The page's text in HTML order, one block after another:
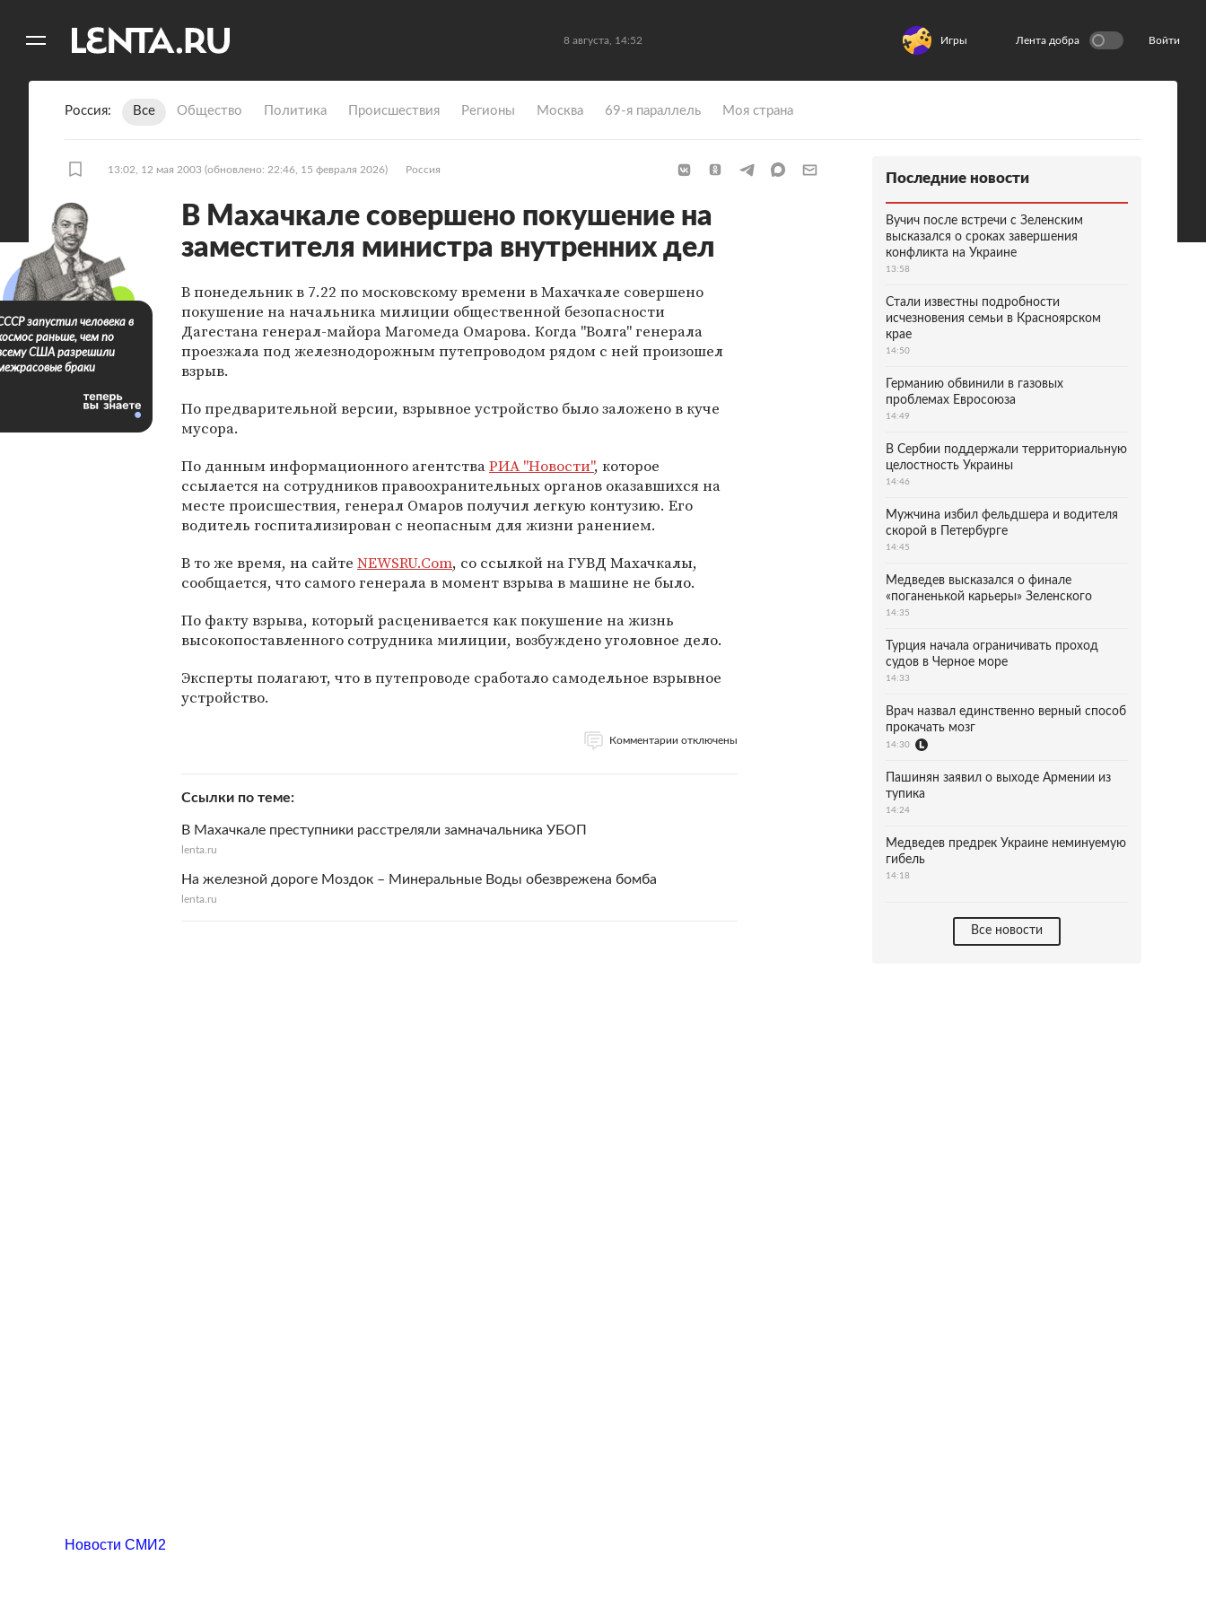
8 августа, 14:52 Игры Лента добра Войти
Россия Все Общество Политика Происшествия Регионы Москва 69-я параллель Моя страна
13:02, 12 мая 2003 (обновлено: 22:46, 15 февраля 2026) Россия
В Махачкале совершено покушение на
заместителя министра внутренних дел
В понедельник в 7.22 по московскому времени в Махачкале совершено
покушение на начальника милиции общественной безопасности
Дагестана генерал-майора Магомеда Омарова. Когда "Волга" генерала
проезжала под железнодорожным путепроводом рядом с ней произошел
взрыв.
По предварительной версии, взрывное устройство было заложено в куче
мусора.
По данным информационного агентстваРИА "Новости", которое
ссылается на сотрудников правоохранительных органов оказавшихся на
месте происшествия, генерал Омаров получил легкую контузию. Его
водитель госпитализирован с неопасным для жизни ранением.
В то же время, на сайте NEWSRU.Com, со ссылкой на ГУВД Махачкалы,
сообщается, что самого генерала в момент взрыва в машине не было.
По факту взрыва, который расценивается как покушение на жизнь
высокопоставленного сотрудника милиции, возбуждено уголовное дело.
Эксперты полагают, что в путепроводе сработало самодельное взрывное
устройство.
Комментарии отключены
Ссылки по теме
В Махачкале преступники расстреляли замначальника УБОП
lenta.ru
На железной дороге Моздок – Минеральные Воды обезврежена бомба
lenta.ru
запустил человека в
раньше, чем по
США разрешили
браки
Последние новости
Вучич после встречи с Зеленским
высказался о сроках завершения
конфликта на Украине
13:58
Стали известны подробности
исчезновения семьи в Красноярском
крае
14:50
Германию обвинили в газовых
проблемах Евросоюза
14:49
В Сербии поддержали территориальную
целостность Украины
14:46
Мужчина избил фельдшера и водителя
скорой в Петербурге
14:45
Медведев высказался о финале
«поганенькой карьеры» Зеленского
14:35
Турция начала ограничивать проход
судов в Черное море
14:33
Врач назвал единственно верный способ
прокачать мозг
14:30
Пашинян заявил о выходе Армении из
тупика
14:24
Медведев предрек Украине неминуемую
гибель
14:18
Все новости
Новости СМИ2